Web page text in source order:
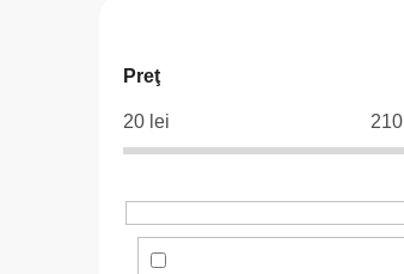
Preţ
20 lei 210